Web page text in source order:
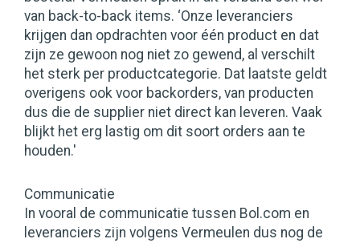
van back-to-back items. ‘Onze leveranciers
krijgen dan opdrachten voor één product en dat
zijn ze gewoon nog niet zo gewend, al verschilt
het sterk per productcategorie. Dat laatste geldt
overigens ook voor backorders, van producten
dus die de supplier niet direct kan leveren. Vaak
blijkt het erg lastig om dit soort orders aan te
houden.'
Communicatie
In vooral de communicatie tussen Bol.com en
leveranciers zijn volgens Vermeulen dus nog de